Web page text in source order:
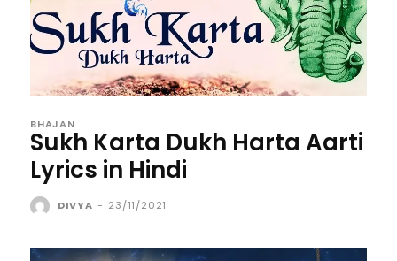
BHAJAN
Sukh Karta Dukh Harta Aarti
Lyrics in Hindi
DIVYA - 23/11/2021